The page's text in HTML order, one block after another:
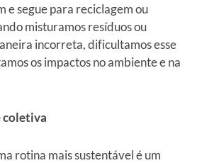
e segue para reciclagem ou
misturamos resíduos ou
incorreta, dificultamos esse
os impactos no ambiente e na
coletiva
rotina mais sustentável é um